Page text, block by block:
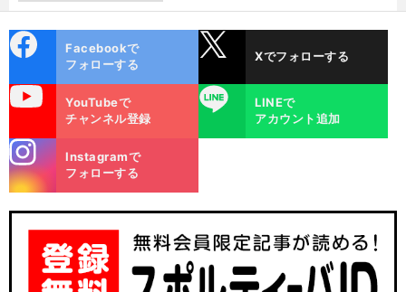
ok
Facebookで
フォローする
Xでフォローする
YouTubeで
チャンネル登録
LINE
LINEで
アカウント追加
m
Instagramで
フォローする